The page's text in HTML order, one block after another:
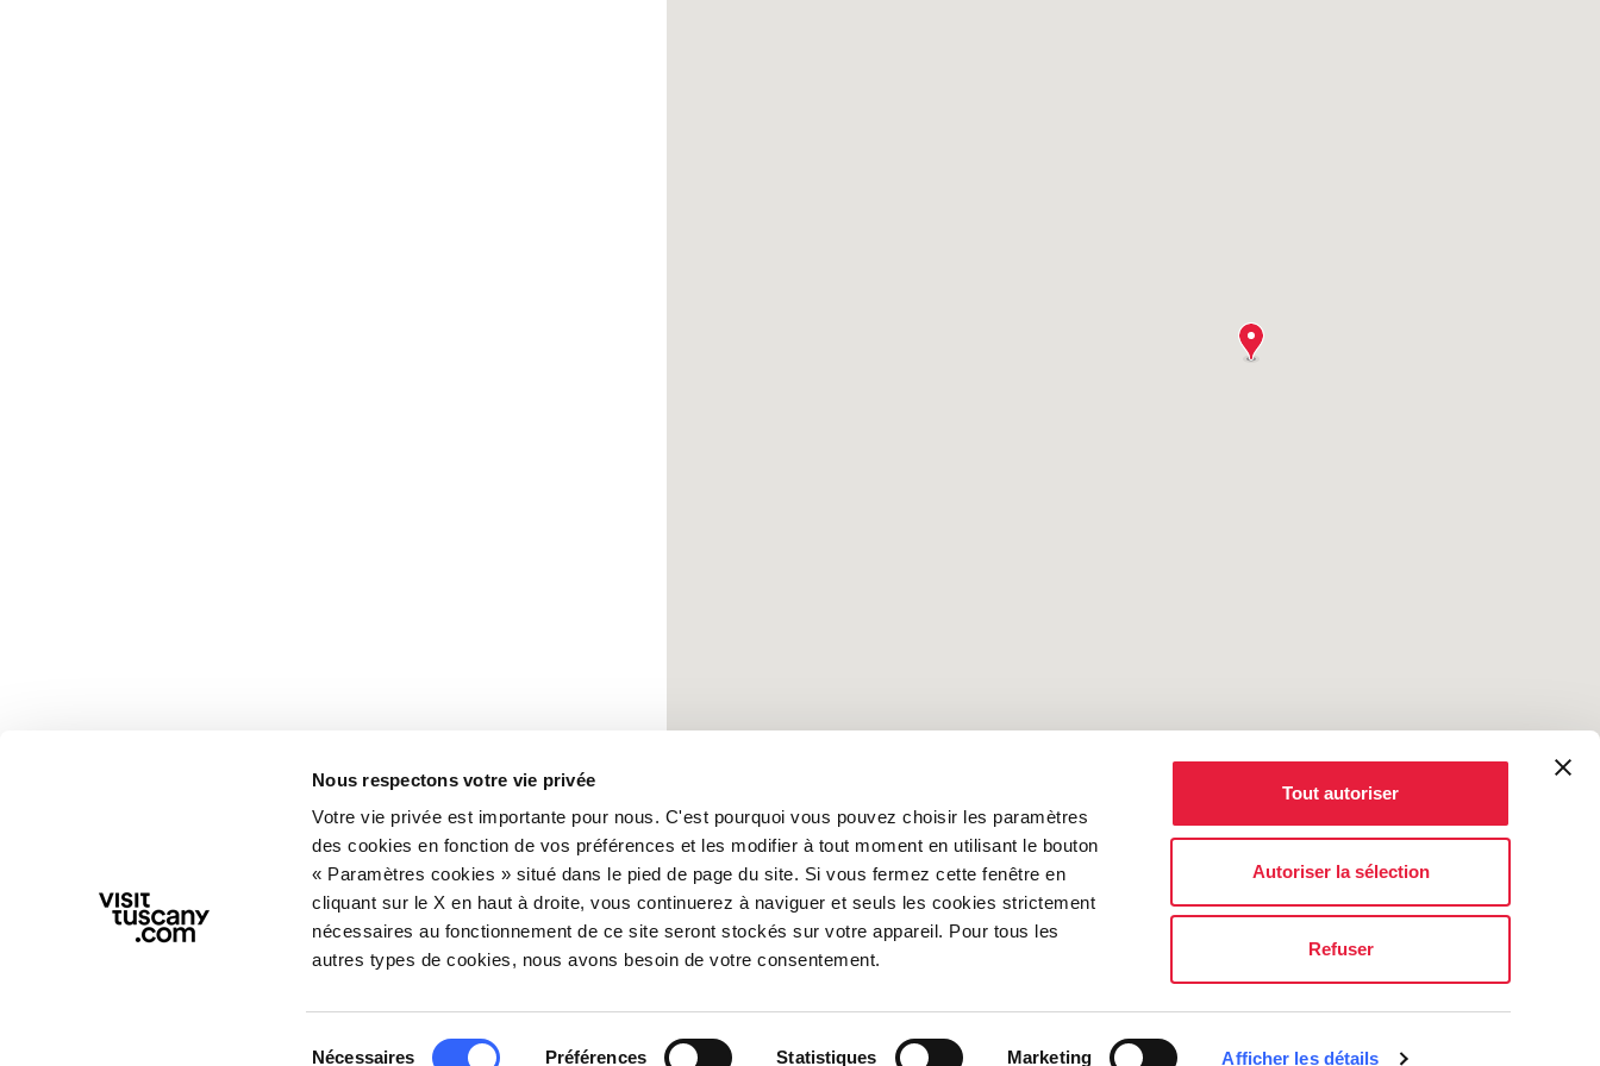
Nous respectons votre vie privée
Votre vie privée est importante pour nous. C'est pourquoi vous pouvez choisir les paramètres
des cookies en fonction de vos préférences et les modifier à tout moment en utilisant le bouton
« Paramètres cookies » situé dans le pied de page du site. Si vous fermez cette fenêtre en
cliquant sur le X en haut à droite, vous continuerez à naviguer et seuls les cookies strictement
nécessaires au fonctionnement de ce site seront stockés sur votre appareil. Pour tous les
autres types de cookies, nous avons besoin de votre consentement.
Nécessaires Préférences Statistiques Marketing Afficher les détails
Tout autoriser
Autoriser la sélection
Refuser